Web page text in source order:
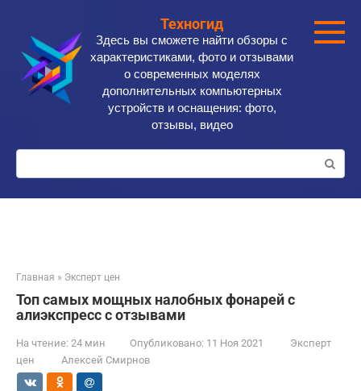
контенту
Техногид
Здесь вы сможете найти обзоры с
характеристиками, фото и отзывами
о современных моделях
дополнительных компьютерных
устройств и оснащения: фото,
отзывы, видео
Поиск:
Главная » Эксперт цен
Топ самых мощных налобных фонарей с
алиэкспресс с отзывами
На чтение: 24 мин Опубликовано: 11 Ноя 2021
Эксперт
цен
Алексей Смирнов